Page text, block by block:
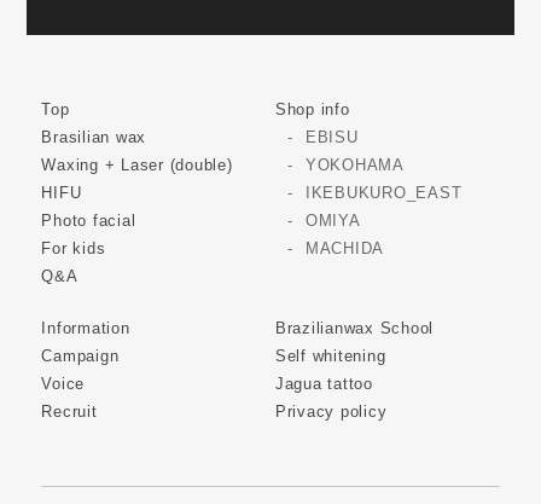
Top
Brasilian wax
Waxing + Laser (double)
HIFU
Photo facial
For kids
Q&A
Shop info
EBISU
YOKOHAMA
IKEBUKURO_EAST
OMIYA
MACHIDA
Information
Campaign
Voice
Recruit
Brazilianwax School
Self whitening
Jagua tattoo
Privacy policy